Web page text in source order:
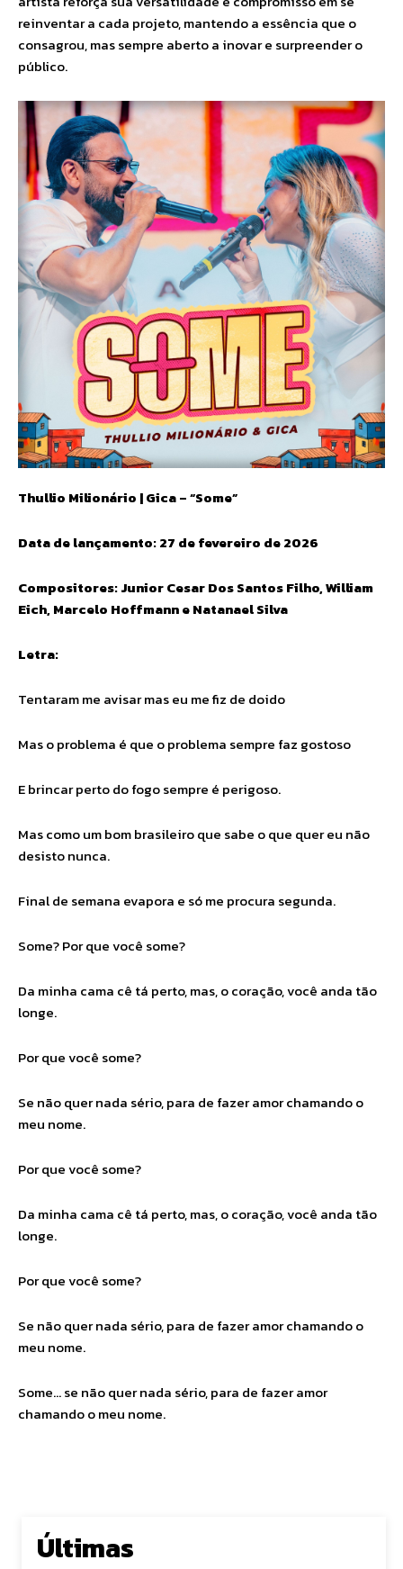
reinventar a cada projeto, mantendo a essência que o
consagrou, mas sempre aberto a inovar e surpreender o
público.
Thullio Milionário | Gica – “Some”
Data de lançamento: 27 de fevereiro de 2026
Compositores: Junior Cesar Dos Santos Filho, William
Eich, Marcelo Hoffmann e Natanael Silva
Letra:
Tentaram me avisar mas eu me fiz de doido
Mas o problema é que o problema sempre faz gostoso
E brincar perto do fogo sempre é perigoso.
Mas como um bom brasileiro que sabe o que quer eu não
desisto nunca.
Final de semana evapora e só me procura segunda.
Some? Por que você some?
Da minha cama cê tá perto, mas, o coração, você anda tão
longe.
Por que você some?
Se não quer nada sério, para de fazer amor chamando o
meu nome.
Por que você some?
Da minha cama cê tá perto, mas, o coração, você anda tão
longe.
Por que você some?
Se não quer nada sério, para de fazer amor chamando o
meu nome.
Some… se não quer nada sério, para de fazer amor
chamando o meu nome.
Últimas